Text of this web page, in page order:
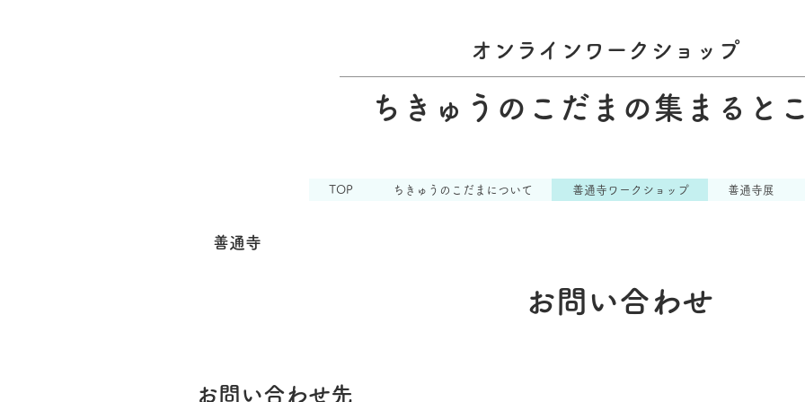
オンラインワークショップ
ちきゅうのこだまの集まると
TOP ちきゅうのこだまについて 善通寺ワークショップ 善通寺展
善通寺
お問い合わせ
お問い合わせ先